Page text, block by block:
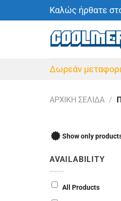
Καλώς ήρθατε
Δωρεάν
ΑΡΧΙΚΉ ΣΕΛΊΔΑ /
Show only
AVAILABILITY
All Products